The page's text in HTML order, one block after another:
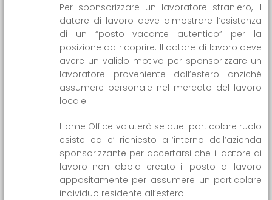
Per sponsorizzare un lavoratore straniero, il
datore di lavoro deve dimostrare l’esistenza
di un “posto vacante autentico” per la
posizione da ricoprire. Il datore di lavoro deve
avere un valido motivo per sponsorizzare un
lavoratore proveniente dall’estero anziché
assumere personale nel mercato del lavoro
locale.
Home Office valuterà se quel particolare ruolo
esiste ed e’ richiesto all’interno dell’azienda
sponsorizzante per accertarsi che il datore di
lavoro non abbia creato il posto di lavoro
appositamente per assumere un particolare
individuo residente all’estero.